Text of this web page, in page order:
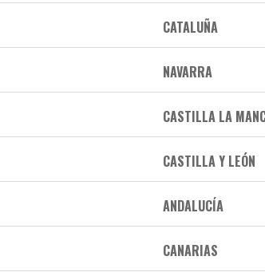
CATALUÑA
NAVARRA
CASTILLA LA
CASTILLA Y LEÓN
ANDALUCÍA
CANARIAS